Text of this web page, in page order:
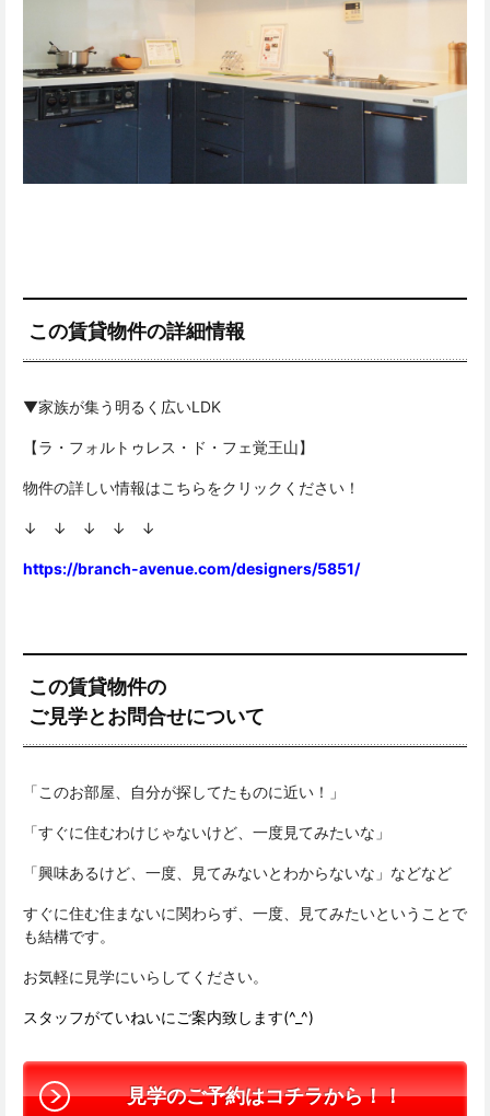
この賃貸物件の詳細情報
▼家族が集う明るく広いLDK
【ラ・フォルトゥレス・ド・フェ覚王山】
物件の詳しい情報はこちらをクリックください！
↓ ↓ ↓ ↓ ↓
https://branch-avenue.com/designers/5851/
この賃貸物件の
ご見学とお問合せについて
「このお部屋、自分が探してたものに近い！」
「すぐに住むわけじゃないけど、一度見てみたいな」
「興味あるけど、一度、見てみないとわからないな」などなど
すぐに住む住まないに関わらず、一度、見てみたいということで
も結構です。
お気軽に見学にいらしてください。
スタッフがていねいにご案内致します(^_^)
見学のご予約はコチラから！！